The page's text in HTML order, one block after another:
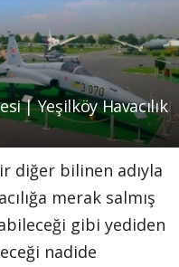
| Yeşilköy Havacılık
diğer bilinen adıyla
merak salmış
gibi yediden
nadide